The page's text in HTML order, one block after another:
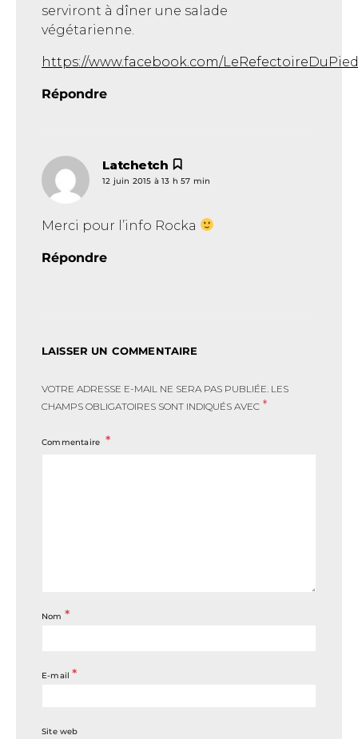
serviront à dîner une salade
végétarienne.
https://www.facebook.com/
Répondre
Latchetch
12 juin 2015 à 13 h 57 min
Merci pour l’info Rocka
Répondre
LAISSER UN COMMENTAIRE
VOTRE ADRESSE E-MAIL NE SERA PAS PUBLIÉE. LES
CHAMPS OBLIGATOIRES SONT INDIQUÉS AVEC *
Commentaire
Nom *
E-mail*
Site web